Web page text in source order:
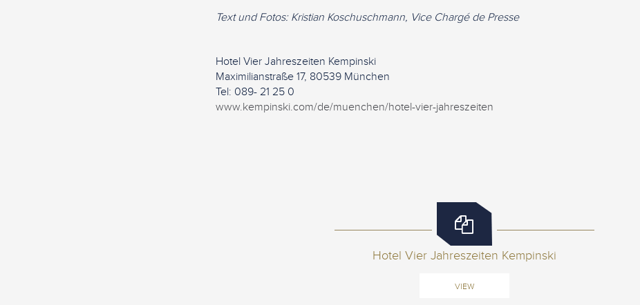
Text und Fotos: Kristian Koschuschmann, Vice Chargé de Presse
Hotel Vier Jahreszeiten Kempinski
Maximilianstraße 17, 80539 München
Tel: 089- 21 25 0
www.kempinski.com/de/muenchen/hotel-vier-jahreszeiten
Hotel Vier Jahreszeiten Kempinski
VIEW